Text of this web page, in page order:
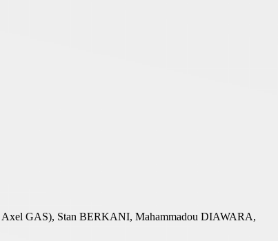
Axel GAS), Stan BERKANI, Mahammadou DIAWARA,